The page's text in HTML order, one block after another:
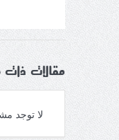
مقالات
لا توجد